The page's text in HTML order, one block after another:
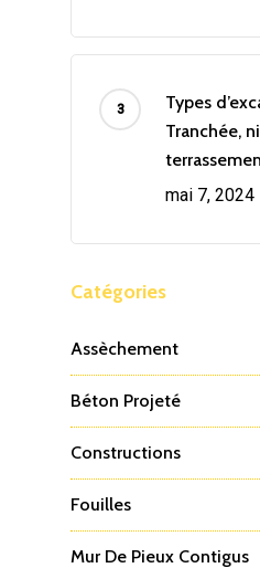
Types
Tranchée,
mai 7, 2024
Catégories
Assèchement
Béton Projeté
Constructions
Fouilles
Mur De Pieux Contigus